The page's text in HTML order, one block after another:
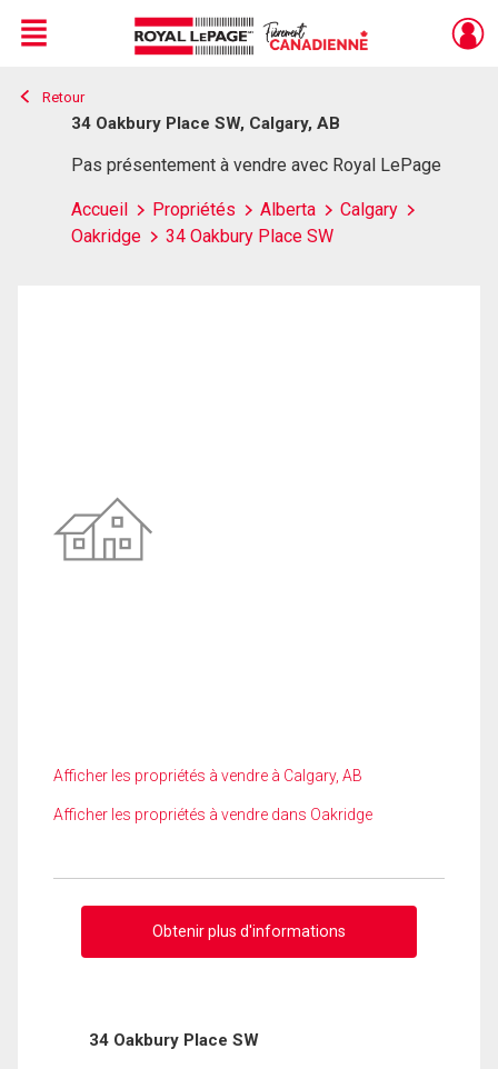
Live
En Direct
Menu
Retour
34 Oakbury Place SW, Calgary, AB
Pas présentement à vendre avec Royal LePage
Accueil Propriétés Alberta
Calgary
Oakridge
34 Oakbury Place SW
Afficher les propriétés à vendre à Calgary, AB
Afficher les propriétés à vendre dans Oakridge
Obtenir plus d'informations
34 Oakbury Place SW